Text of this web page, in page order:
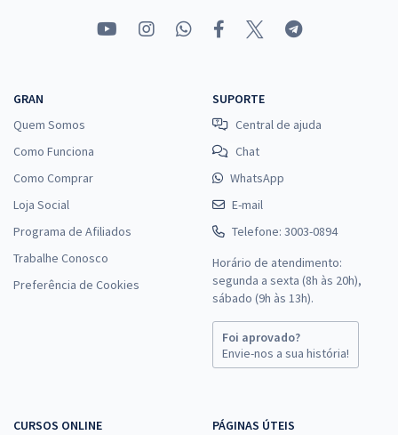
GRAN
Quem Somos
Como Funciona
Como Comprar
Loja Social
Programa de Afiliados
Trabalhe Conosco
Preferência de Cookies
SUPORTE
Central de ajuda
Chat
WhatsApp
E-mail
Telefone: 3003-0894
Horário de atendimento:
segunda a sexta (8h às 20h),
sábado (9h às 13h).
Foi aprovado?
Envie-nos a sua história!
CURSOS ONLINE PÁGINAS ÚTEIS